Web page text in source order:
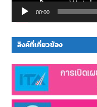
00:00
ลิงค์ที่เกี่ยวข้อง